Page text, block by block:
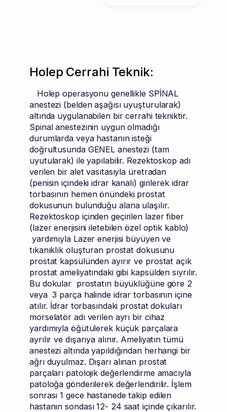
Holep Cerrahi Teknik:
Holep operasyonu genellikle SPİNAL
anestezi (belden aşağısı uyuşturularak)
altında uygulanabilen bir cerrahi tekniktir.
Spinal anestezinin uygun olmadığı
durumlarda veya hastanın isteği
doğrultusunda GENEL anestezi (tam
uyutularak) ile yapılabilir. Rezektoskop adı
verilen bir alet vasıtasıyla üretradan
(penisin içindeki idrar kanalı) girilerek idrar
torbasının hemen önündeki prostat
dokusunun bulunduğu alana ulaşılır.
Rezektoskop içinden geçirilen lazer fiber
(lazer enerjisini iletebilen özel optik kablo)
yardımıyla Lazer enerjisi büyüyen ve
tıkanıklık oluşturan prostat dokusunu
prostat kapsülünden ayırır ve prostat açık
prostat ameliyatındaki gibi kapsülden sıyrılır.
Bu dokular prostatın büyüklüğüne göre 2
veya 3 parça halinde idrar torbasının içine
atılır. İdrar torbasındaki prostat dokuları
morselatör adı verilen ayrı bir cihaz
yardımıyla öğütülerek küçük parçalara
ayrılır ve dışarıya alınır. Ameliyatın tümü
anestezi altında yapıldığından herhangi bir
ağrı duyulmaz. Dışarı alınan prostat
parçaları patolojik değerlendirme amacıyla
patoloğa gönderilerek değerlendirilir. İşlem
sonrası 1 gece hastanede takip edilen
hastanın sondası 12- 24 saat içinde çıkarılır.